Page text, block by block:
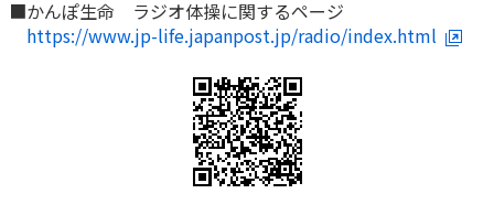
ご契約内容の確認
お客さまに関する情報等の確認の取り組み
保険かんたん診断
これからのライフイベントでかかる費用とは？
日本郵政グループとしての取り組み
CM・オウンドメディア／ソーシャルメディア
English
■かんぽ生命 ラジオ体操に関するページ
https://www.jp-life.japanpost.jp/radio/index.html